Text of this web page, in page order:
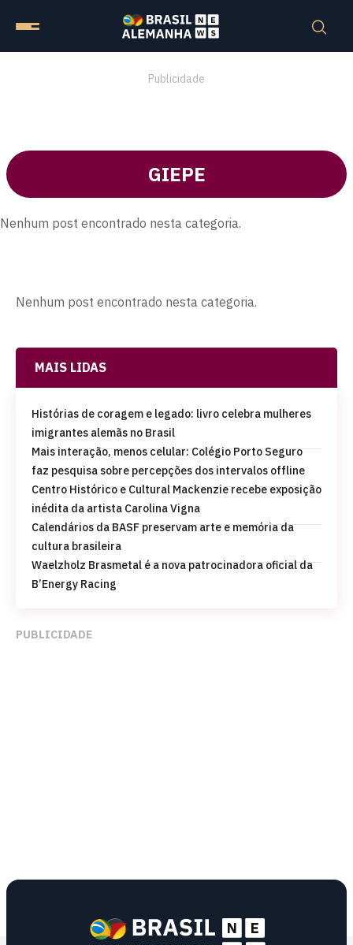
Publicidade
GIEPE
Nenhum post encontrado nesta categoria.
Nenhum post encontrado nesta categoria.
MAIS LIDAS
Histórias de coragem e legado: livro celebra mulheres
imigrantes alemãs no Brasil
Mais interação, menos celular: Colégio Porto Seguro
faz pesquisa sobre percepções dos intervalos offline
Centro Histórico e Cultural Mackenzie recebe exposição
inédita da artista Carolina Vigna
Calendários da BASF preservam arte e memória da
cultura brasileira
Waelzholz Brasmetal é a nova patrocinadora oficial da
B’Energy Racing
PUBLICIDADE